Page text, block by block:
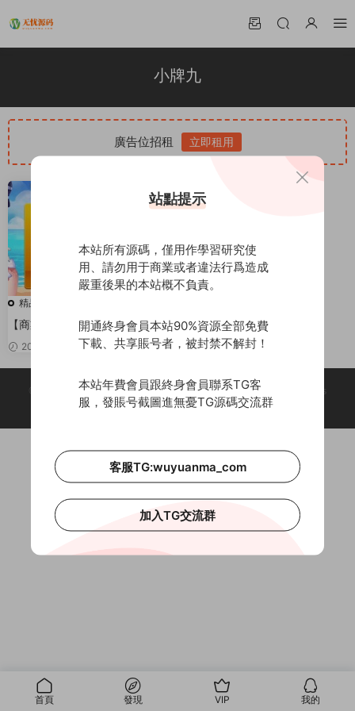
小牌九
廣告位招租 立即租用
精品源碼
【商業源碼】創勝金牛互娛單牌
九房卡+8人玩法
2021-10-31 380
© 2018-2026 Theme by - 無憂源碼 & Wuyuanma.Com Theme. All rights
reserved
首頁 發現 VIP 我的
站點提示
本站所有源碼，僅用作學習研究使
用、請勿用于商業或者違法行爲造成
嚴重後果的本站概不負責。
開通終身會員本站90%資源全部免費
下載、共享賬号者，被封禁不解封！
本站年費會員跟終身會員聯系TG客
服，發賬号截圖進無憂TG源碼交流群
客服TG:wuyuanma_com
加入TG交流群